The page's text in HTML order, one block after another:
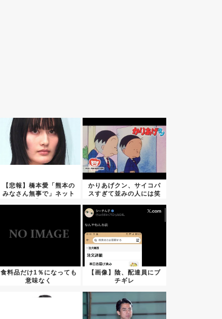
【悲報】橋本愛「熊本の
みなさん無事で」ネット
かりあげクン、サイコパ
スすぎて並みの人には笑
食料品だけ1％になっても
意味なく
【画像】陰、配達員にブ
チギレ